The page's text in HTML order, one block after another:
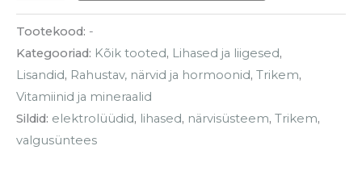
Tootekood: -
Kategooriad: Kõik tooted, Lihased ja liigesed,
Lisandid, Rahustav, närvid ja hormoonid, Trikem,
Vitamiinid ja mineraalid
Sildid: elektrolüüdid, lihased, närvisüsteem, Trikem,
valgusüntees